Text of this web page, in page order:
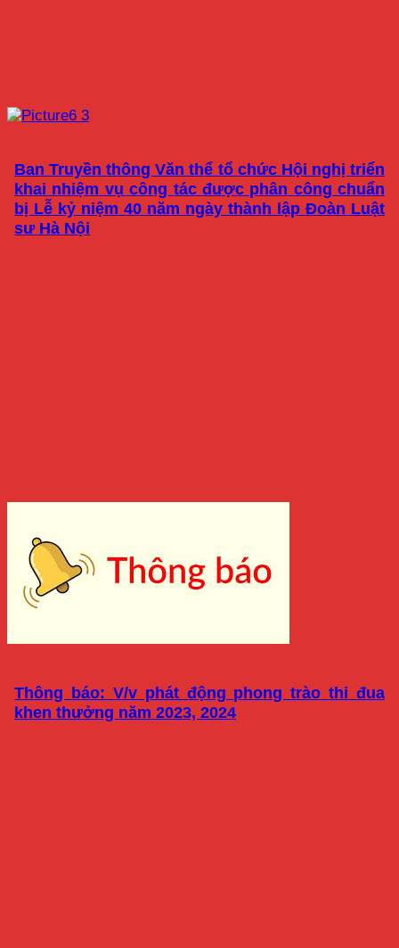
Ban Truyền thông Văn thể tổ chức Hội nghị triển
khai nhiệm vụ công tác được phân công chuẩn
bị Lễ kỷ niệm 40 năm ngày thành lập Đoàn Luật
sư Hà Nội
Thông báo: V/v phát động phong trào thi đua
khen thưởng năm 2023, 2024